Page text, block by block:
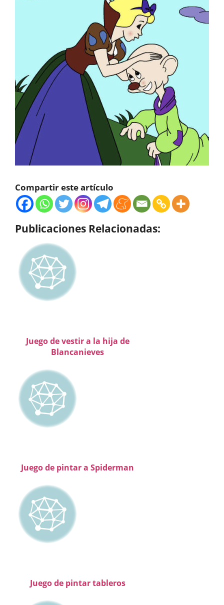
Compartir este artículo
Publicaciones Relacionadas:
Juego de vestir a la hija de
Blancanieves
Juego de pintar a Spiderman
Juego de pintar tableros